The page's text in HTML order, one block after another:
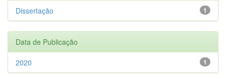
1
Dissertação
Data de Publicação
1
2020